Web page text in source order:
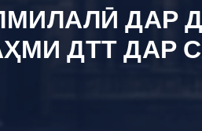
ДАР
ДТТ ДАР